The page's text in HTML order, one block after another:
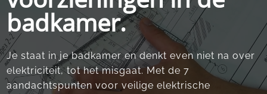
badkamer.
Je staat in je badkamer en denkt even niet na over
elektriciteit, tot het misgaat.​ Met de 7
aandachtspunten voor veilige elektrische